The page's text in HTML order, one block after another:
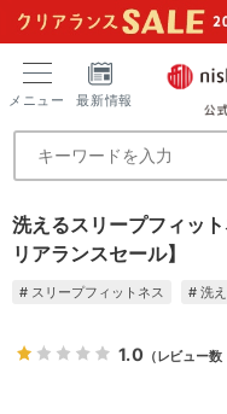
メニュー 最新情報
洗えるスリープフィッ
リアランスセール】
# スリープフィットネス # 洗
1.0（レビュー数